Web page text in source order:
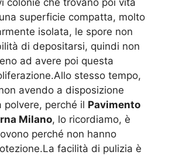
superficie compatta, molto
isolata, le spore non
di depositarsi, quindi non
ad avere poi questa
stesso tempo,
avendo a disposizione
polvere, perché il Pavimento
Milano, lo ricordiamo, è
perché non hanno
facilità di pulizia è